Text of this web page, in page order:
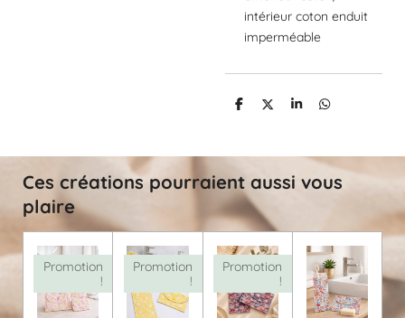
intérieur coton enduit
imperméable
P
a
e
r
P
a
e
P
a
e
P
a
e
Ces créations pourraient aussi vous
plaire
Promotion
!
Promotion
!
Promotion
!